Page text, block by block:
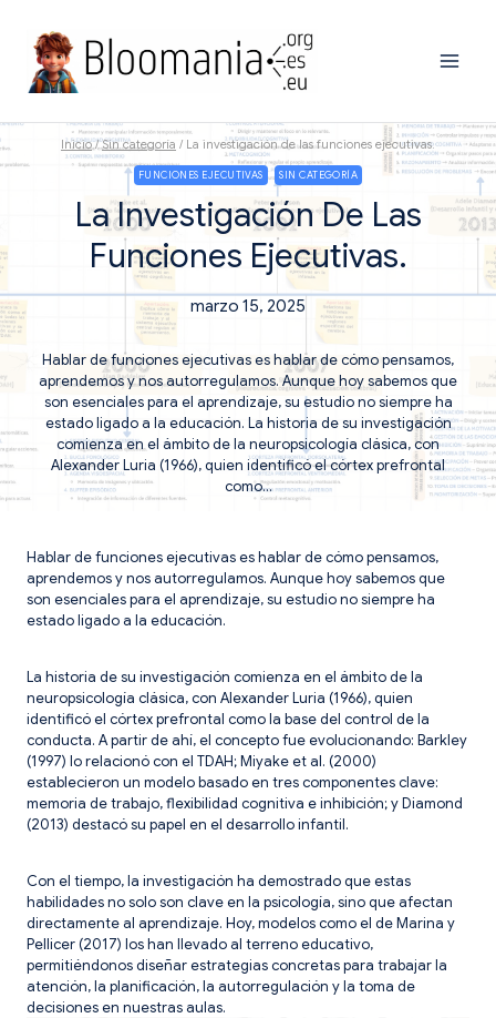
contenido
Inicio / Sin categoría / La investigación de las funciones ejecutivas.
FUNCIONES EJECUTIVAS SIN CATEGORÍA
La Investigación De Las
Funciones Ejecutivas.
marzo 15, 2025
Hablar de funciones ejecutivas es hablar de cómo pensamos,
aprendemos y nos autorregulamos. Aunque hoy sabemos que
son esenciales para el aprendizaje, su estudio no siempre ha
estado ligado a la educación. La historia de su investigación
comienza en el ámbito de la neuropsicología clásica, con
Alexander Luria (1966), quien identificó el córtex prefrontal
como…
Hablar de funciones ejecutivas es hablar de cómo pensamos,
aprendemos y nos autorregulamos. Aunque hoy sabemos que
son esenciales para el aprendizaje, su estudio no siempre ha
estado ligado a la educación.
La historia de su investigación comienza en el ámbito de la
neuropsicología clásica, con Alexander Luria (1966), quien
identificó el córtex prefrontal como la base del control de la
conducta. A partir de ahí, el concepto fue evolucionando: Barkley
(1997) lo relacionó con el TDAH; Miyake et al. (2000)
establecieron un modelo basado en tres componentes clave:
memoria de trabajo, flexibilidad cognitiva e inhibición; y Diamond
(2013) destacó su papel en el desarrollo infantil.
Con el tiempo, la investigación ha demostrado que estas
habilidades no solo son clave en la psicología, sino que afectan
directamente al aprendizaje. Hoy, modelos como el de Marina y
Pellicer (2017) los han llevado al terreno educativo,
permitiéndonos diseñar estrategias concretas para trabajar la
atención, la planificación, la autorregulación y la toma de
decisiones en nuestras aulas.